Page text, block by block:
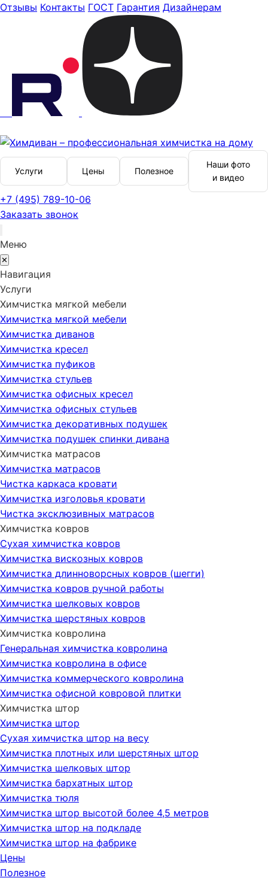
Отзывы Контакты ГОСТ Гарантия Дизайнерам
Услуги Цены Полезное
Наши фото
и видео
+7 (495) 789-10-06
Заказать звонок
Меню
✕
Навигация
Услуги
Химчистка мягкой мебели
Химчистка мягкой мебели
Химчистка диванов
Химчистка кресел
Химчистка пуфиков
Химчистка стульев
Химчистка офисных кресел
Химчистка офисных стульев
Химчистка декоративных подушек
Химчистка подушек спинки дивана
Химчистка матрасов
Химчистка матрасов
Чистка каркаса кровати
Химчистка изголовья кровати
Чистка эксклюзивных матрасов
Химчистка ковров
Сухая химчистка ковров
Химчистка вискозных ковров
Химчистка длинноворсных ковров (шегги)
Химчистка ковров ручной работы
Химчистка шелковых ковров
Химчистка шерстяных ковров
Химчистка ковролина
Генеральная химчистка ковролина
Химчистка ковролина в офисе
Химчистка коммерческого ковролина
Химчистка офисной ковровой плитки
Химчистка штор
Химчистка штор
Сухая химчистка штор на весу
Химчистка плотных или шерстяных штор
Химчистка шелковых штор
Химчистка бархатных штор
Химчистка тюля
Химчистка штор высотой более 4,5 метров
Химчистка штор на подкладе
Химчистка штор на фабрике
Цены
Полезное